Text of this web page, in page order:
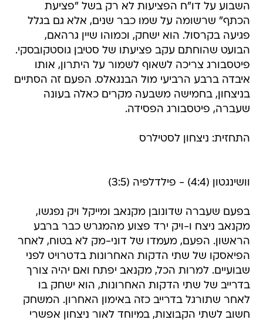
השבוע על דו"ח הפציעות לא רק בשל "פציעת
הכתף" שרשומה על שמו כבר שנים, אלא גם בגלל
פגיעה בקרסול. הוא ישחק, וכמוהו שיין גרהאם,
הבועט שהוחתם עקב פציעתו של סטיבן גוסטקובסקי.
פיטסבורג צריכה לשאוף לשמור על היתרון, אותו
איבדה ברבע הרביעי מול הבנגאלס. הפעם זה הסתיים
בניצחון, בחמישה משבעה מקרים כאלה בעונה
שעברה, פיטסבורג הפסידה.
התחזית: ניצחון לסטילרס
וושינגטון (4:4) - פילדלפיה (3:5)
בפעם שעברה שדונובן מקנאב ומייקל ויק נפגשו,
מקנאב ניצח ו-ויק ירד פצוע מהמגרש כבר ברבע
הראשון. הפעם, מעמדו של דוני-מק לא בטוח, לאחר
הפיאסקו של שתי הדקות האחרונות בדטרויט לפני
שבועיים. למרות הכל, מקנאב יפתח ואם יהיה צורך
בדרייב של שתי הדקות האחרונות, הוא ישחק בו
לאחר שתורגל בדרייב כזה באימון האחרון. המשחק
חשוב לשתי הקבוצות, במיוחד לאור ניצחון אפשרי